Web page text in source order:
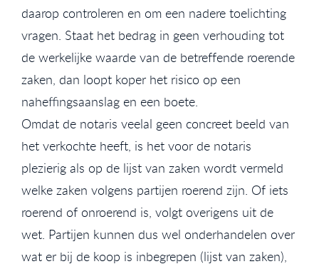
daarop controleren en om een nadere toelichting
vragen. Staat het bedrag in geen verhouding tot
de werkelijke waarde van de betreffende roerende
zaken, dan loopt koper het risico op een
naheffingsaanslag en een boete.
Omdat de notaris veelal geen concreet beeld van
het verkochte heeft, is het voor de notaris
plezierig als op de lijst van zaken wordt vermeld
welke zaken volgens partijen roerend zijn. Of iets
roerend of onroerend is, volgt overigens uit de
wet. Partijen kunnen dus wel onderhandelen over
wat er bij de koop is inbegrepen (lijst van zaken),